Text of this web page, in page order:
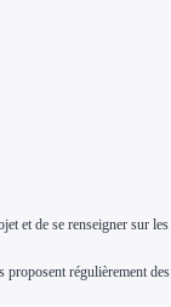
et de se renseigner sur
régulièrement